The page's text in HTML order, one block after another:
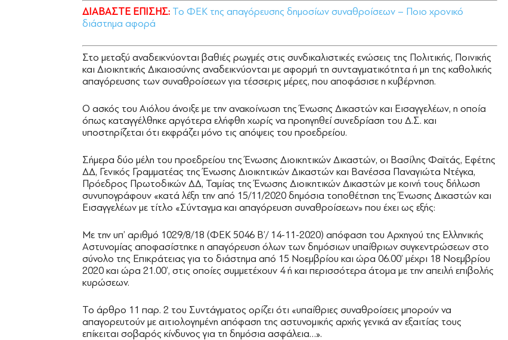
ΔΙΑΒΑΣΤΕ ΕΠΙΣΗΣ: Το ΦΕΚ της απαγόρευσης δημοσίων συναθροίσεων – Ποιο χρονικό
διάστημα αφορά
Στο μεταξύ αναδεικνύονται βαθιές ρωγμές στις συνδικαλιστικές ενώσεις της Πολιτικής, Ποινικής
και Διοικητικής Δικαιοσύνης αναδεικνύονται με αφορμή τη συνταγματικότητα ή μη της καθολικής
απαγόρευσης των συναθροίσεων για τέσσερις μέρες, που αποφάσισε η κυβέρνηση.
Ο ασκός του Αιόλου άνοιξε με την ανακοίνωση της Ένωσης Δικαστών και Εισαγγελέων, η οποία
όπως καταγγέλθηκε αργότερα ελήφθη χωρίς να προηγηθεί συνεδρίαση του Δ.Σ. και
υποστηρίζεται ότι εκφράζει μόνο τις απόψεις του προεδρείου.
Σήμερα δύο μέλη του προεδρείου της Ένωσης Διοικητικών Δικαστών, οι Βασίλης Φαϊτάς, Εφέτης
ΔΔ, Γενικός Γραμματέας της Ένωσης Διοικητικών Δικαστών και Βανέσσα Παναγιώτα Ντέγκα,
Πρόεδρος Πρωτοδικών ΔΔ, Ταμίας της Ένωσης Διοικητικών Δικαστών με κοινή τους δήλωση
συνυπογράφουν «κατά λέξη την από 15/11/2020 δημόσια τοποθέτηση της Ένωσης Δικαστών και
Εισαγγελέων με τίτλο «Σύνταγμα και απαγόρευση συναθροίσεων» που έχει ως εξής:
Με την υπ’ αριθμό 1029/8/18 (ΦΕΚ 5046 Β’/ 14-11-2020) απόφαση του Αρχηγού της Ελληνικής
Αστυνομίας αποφασίστηκε η απαγόρευση όλων των δημόσιων υπαίθριων συγκεντρώσεων στο
σύνολο της Επικράτειας για το διάστημα από 15 Νοεμβρίου και ώρα 06.00’ μέχρι 18 Νοεμβρίου
2020 και ώρα 21.00’, στις οποίες συμμετέχουν 4 ή και περισσότερα άτομα με την απειλή επιβολής
κυρώσεων.
Το άρθρο 11 παρ. 2 του Συντάγματος ορίζει ότι «υπαίθριες συναθροίσεις μπορούν να
απαγορευτούν με αιτιολογημένη απόφαση της αστυνομικής αρχής γενικά αν εξαιτίας τους
επίκειται σοβαρός κίνδυνος για τη δημόσια ασφάλεια…».